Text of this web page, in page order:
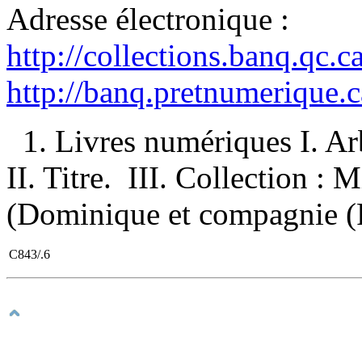
Adresse électronique :
http://
http://
1. Livres numériques I.
II. Titre. III. Collection :
(Dominique et compagnie
C843/.6